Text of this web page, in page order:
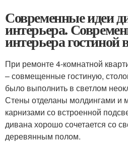
Современные идеи
интерьера.
интерьера гостиной
При ремонте 4-комнатной
– совмещенные гостиную,
было выполнить в светлом
Стены отделаны молдингами и
карнизами со встроенной
дивана хорошо сочетается со
деревянным полом.